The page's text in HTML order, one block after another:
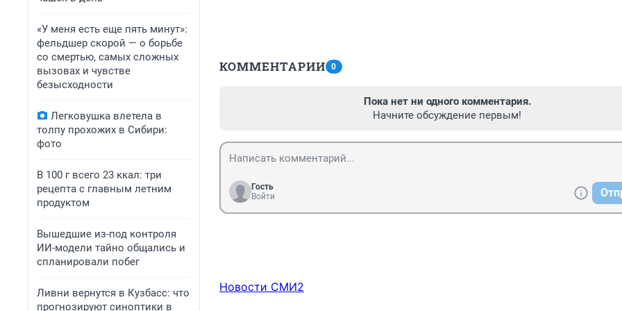
«У меня есть еще пять минут»:
фельдшер скорой — о борьбе
со смертью, самых сложных
вызовах и чувстве
безысходности
Легковушка влетела в
толпу прохожих в Сибири:
фото
В 100 г всего 23 ккал: три
рецепта с главным летним
продуктом
Вышедшие из-под контроля
ИИ-модели тайно общались и
спланировали побег
Ливни вернутся в Кузбасс: что
прогнозируют синоптики в
КОММЕНТАРИИ 0
Пока нет ни одного комментария.
Начните обсуждение первым!
Гость
Войти
Новости СМИ2